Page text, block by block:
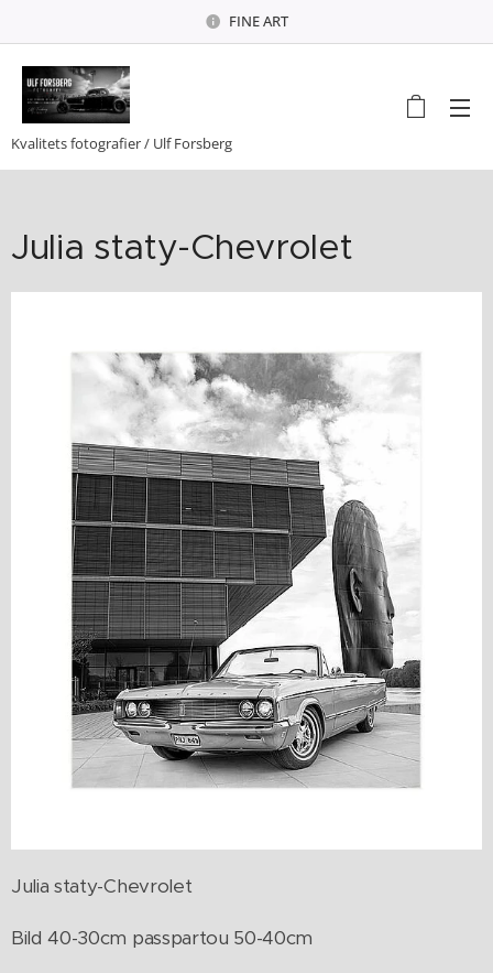
FINE ART
Kvalitets fotografier / Ulf Forsberg
Julia staty-Chevrolet
Julia staty-Chevrolet
Bild 40-30cm passpartou 50-40cm